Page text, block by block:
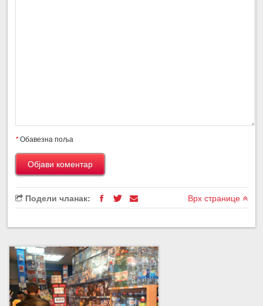
*Обавезна поља
Подели чланак: Врх странице